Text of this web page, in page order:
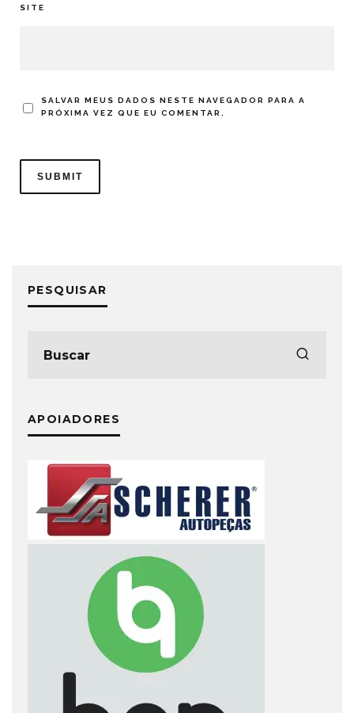
SITE
SALVAR MEUS DADOS NESTE NAVEGADOR PARA A
PRÓXIMA VEZ QUE EU COMENTAR.
PESQUISAR
APOIADORES